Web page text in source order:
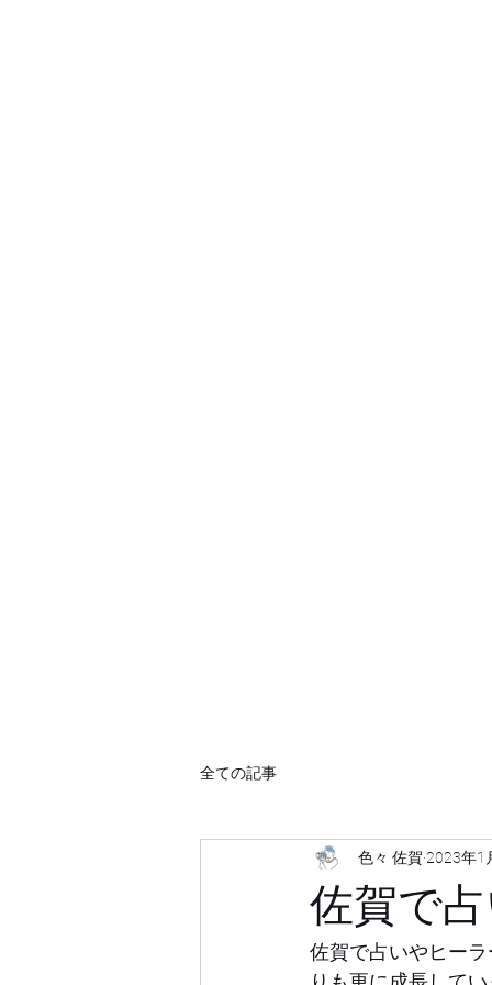
全ての記事
佐賀で
色々 佐賀 2023年1
佐賀で占いやヒー